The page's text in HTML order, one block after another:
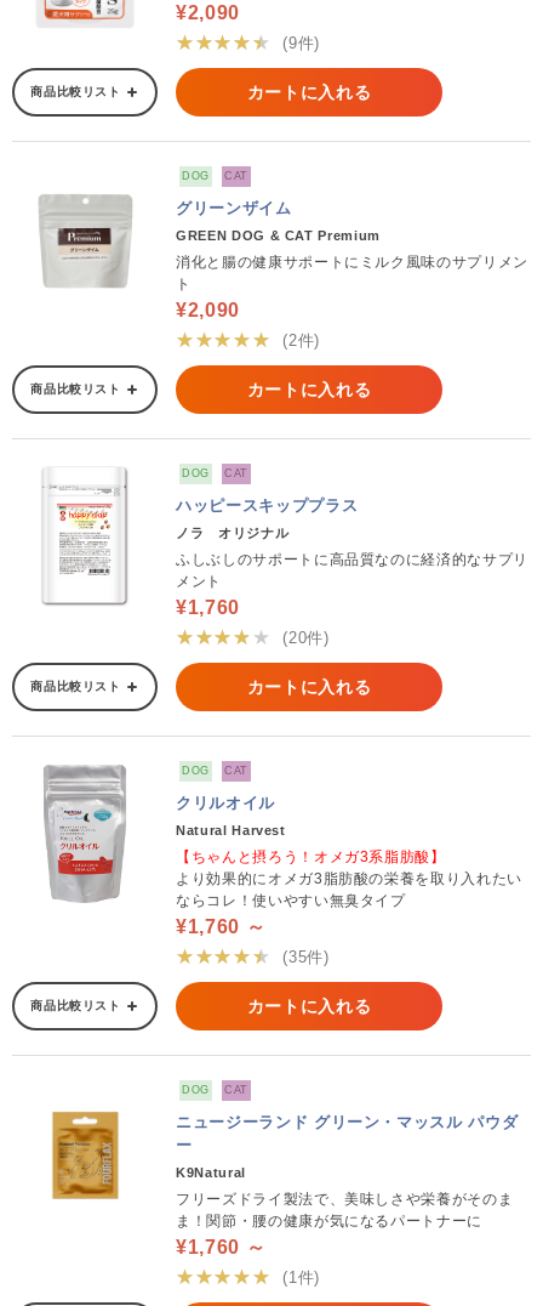
¥2,090
★★★★★
(9件)
商品比較リスト カートに入れる
DOG CAT
グリーンザイム
GREEN DOG & CAT Premium
消化と腸の健康サポートにミルク風味のサプリメン
ト
¥2,090
★★★★★
(2件)
商品比較リスト カートに入れる
DOG CAT
ハッピースキッププラス
ノラ オリジナル
ふしぶしのサポートに高品質なのに経済的なサプリ
メント
¥1,760
★★★★★
(20件)
商品比較リスト カートに入れる
DOG CAT
クリルオイル
Natural Harvest
【ちゃんと摂ろう！オメガ3系脂肪酸】
より効果的にオメガ3脂肪酸の栄養を取り入れたい
ならコレ！使いやすい無臭タイプ
¥1,760 ～
★★★★★
(35件)
商品比較リスト カートに入れる
DOG CAT
ニュージーランド グリーン・マッスル パウダ
ー
K9Natural
フリーズドライ製法で、美味しさや栄養がそのま
ま！関節・腰の健康が気になるパートナーに
¥1,760 ～
★★★★★
(1件)